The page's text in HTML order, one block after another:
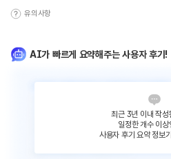
유의사항
AI가 빠르게 요약해주는 사용자 후기!
최근 3년 이내 작성
일정한 개수 이상
사용자 후기 요약 정보